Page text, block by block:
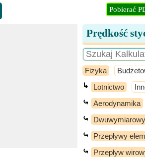
Pobierać
Prędkość
Fizyka
↳ Lotnictwo
⤿ Aerodynamika
⤿
⤿ Przepływy
⤿ Przepływ